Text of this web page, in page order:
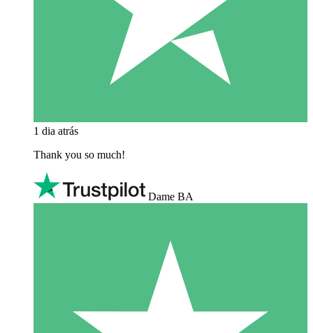
1 dia atrás
Thank you so much!
Dame BA